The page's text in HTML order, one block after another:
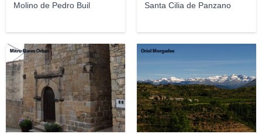
Molino de Pedro Buil Santa Cilia de Panzano
Mitru Rares Orban Oriol Morgades